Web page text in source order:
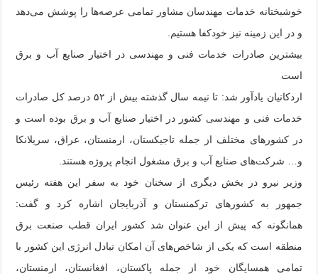
خوشبختانه خدمات مهندسان مشاور تمامی عرصه‌ها را پوشش می‌دهد
و در این زمینه نیز خودکفا هستیم.
بیشترین صادرات خدمات فنی و مهندسی در اختیار صنایع آب و برق
است
اردکانیان یادآور شد: تا نیمه سال گذشته بیش از ۵۲ درصد کل صادرات
خدمات فنی و مهندسی کشور در اختیار صنایع آب و برق بوده است و
در کشورهای مختلف از جمله تاجیکستان، ارمنستان، عراق، سریلانکا
و… شرکت‌های صنایع آب و برق مشغول انجام پروژه هستند.
وزیر نیرو در بخش دیگری از سخنان خود به سفر این هفته رئیس
جمهور به کشورهای ترکمنستان و آذربایجان اشاره کرد و گفت:
همانگونه که پیش از این عنوان شد کشور ایران قطب صنعت برق
منطقه است که یکی از شاخص‌های آن امکان تبادل انرژی این کشور با
تمامی همسایگان خود از جمله پاکستان، افغانستان، ارمنستان،